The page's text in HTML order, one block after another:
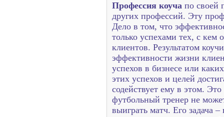
Профессия коуча по своей
других профессий. Эту
Дело в том, что
только успехами тех, с кем
клиентов. Результатом
эффективности жизни
успехов в бизнесе или
этих успехов и целей
содействует ему в этом.
футбольный тренер не
выиграть матч. Его задача